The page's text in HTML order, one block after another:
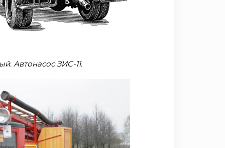
Автонасос ЗИС-11.